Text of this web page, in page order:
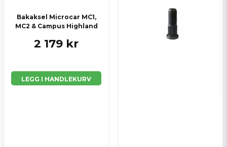
Bakaksel Microcar MC1,
MC2 & Campus Highland
2 179 kr
LEGG I HANDLEKURV